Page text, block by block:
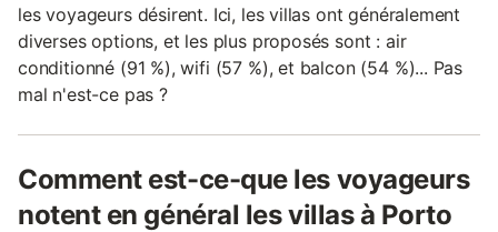
les voyageurs désirent. Ici, les villas ont généralement
diverses options, et les plus proposés sont : air
conditionné (91 %), wifi (57 %), et balcon (54 %)... Pas
mal n'est-ce pas ?
Comment est-ce-que les voyageurs
notent en général les villas à Porto